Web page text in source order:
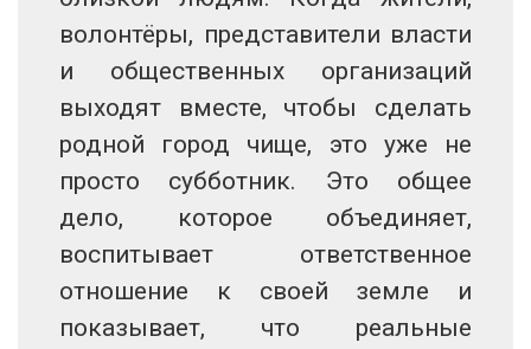
волонтёры, представители власти
и общественных организаций
выходят вместе, чтобы сделать
родной город чище, это уже не
просто субботник. Это общее
дело, которое объединяет,
воспитывает ответственное
отношение к своей земле и
показывает, что реальные